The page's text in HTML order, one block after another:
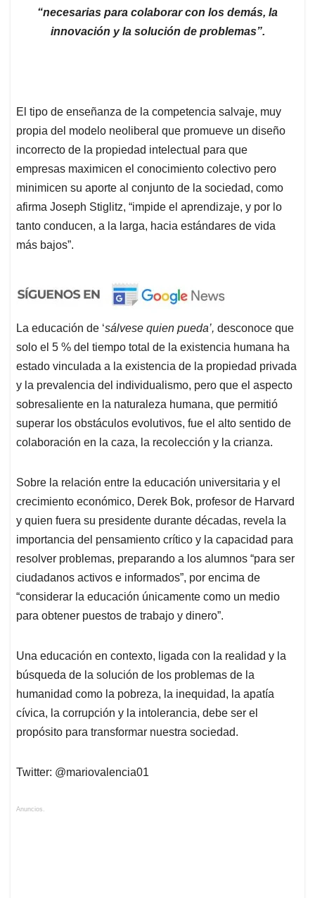
“necesarias para colaborar con los demás, la
innovación y la solución de problemas”.
El tipo de enseñanza de la competencia salvaje, muy
propia del modelo neoliberal que promueve un diseño
incorrecto de la propiedad intelectual para que
empresas maximicen el conocimiento colectivo pero
minimicen su aporte al conjunto de la sociedad, como
afirma Joseph Stiglitz, “impide el aprendizaje, y por lo
tanto conducen, a la larga, hacia estándares de vida
más bajos”.
La educación de ‘sálvese quien pueda’, desconoce que
solo el 5 % del tiempo total de la existencia humana ha
estado vinculada a la existencia de la propiedad privada
y la prevalencia del individualismo, pero que el aspecto
sobresaliente en la naturaleza humana, que permitió
superar los obstáculos evolutivos, fue el alto sentido de
colaboración en la caza, la recolección y la crianza.
Sobre la relación entre la educación universitaria y el
crecimiento económico, Derek Bok, profesor de Harvard
y quien fuera su presidente durante décadas, revela la
importancia del pensamiento crítico y la capacidad para
resolver problemas, preparando a los alumnos “para ser
ciudadanos activos e informados”, por encima de
“considerar la educación únicamente como un medio
para obtener puestos de trabajo y dinero”.
Una educación en contexto, ligada con la realidad y la
búsqueda de la solución de los problemas de la
humanidad como la pobreza, la inequidad, la apatía
cívica, la corrupción y la intolerancia, debe ser el
propósito para transformar nuestra sociedad.
Twitter: @mariovalencia01
Anuncios.